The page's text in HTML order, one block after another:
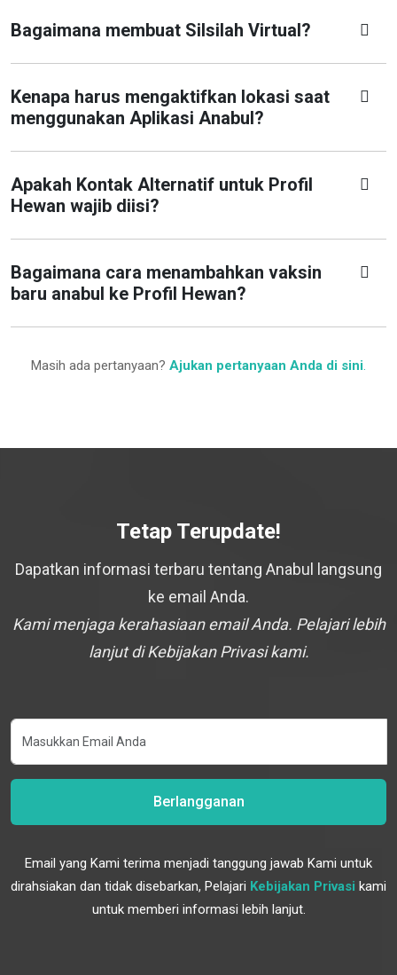
Bagaimana membuat Silsilah Virtual?
Kenapa harus mengaktifkan lokasi saat
menggunakan Aplikasi Anabul?
Apakah Kontak Alternatif untuk Profil
Hewan wajib diisi?
Bagaimana cara menambahkan vaksin
baru anabul ke Profil Hewan?
Masih ada pertanyaan? Ajukan pertanyaan Anda di sini.
Tetap Terupdate!
Dapatkan informasi terbaru tentang Anabul langsung
ke email Anda.
Kami menjaga kerahasiaan email Anda. Pelajari lebih
lanjut di Kebijakan Privasi kami.
Berlangganan
Email yang Kami terima menjadi tanggung jawab Kami untuk
dirahsiakan dan tidak disebarkan, Pelajari Kebijakan Privasi kami
untuk memberi informasi lebih lanjut.